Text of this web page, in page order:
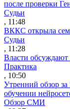
после проверки
Судьи
, 11:48
ВККС открыла
Судьи
, 11:28
Власти
Практика
, 10:50
Утренний обзор за
обучении
Обзор СМИ